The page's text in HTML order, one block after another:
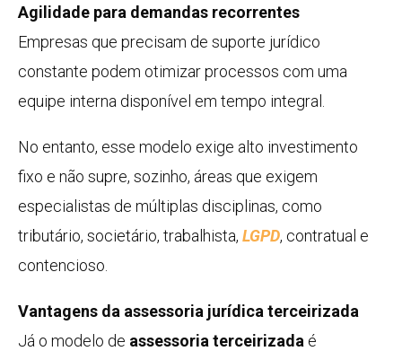
Agilidade para demandas recorrentes
Empresas que precisam de suporte jurídico
constante podem otimizar processos com uma
equipe interna disponível em tempo integral.
No entanto, esse modelo exige alto investimento
fixo e não supre, sozinho, áreas que exigem
especialistas de múltiplas disciplinas, como
tributário, societário, trabalhista, LGPD, contratual e
contencioso.
Vantagens da assessoria jurídica terceirizada
Já o modelo de assessoria terceirizada é